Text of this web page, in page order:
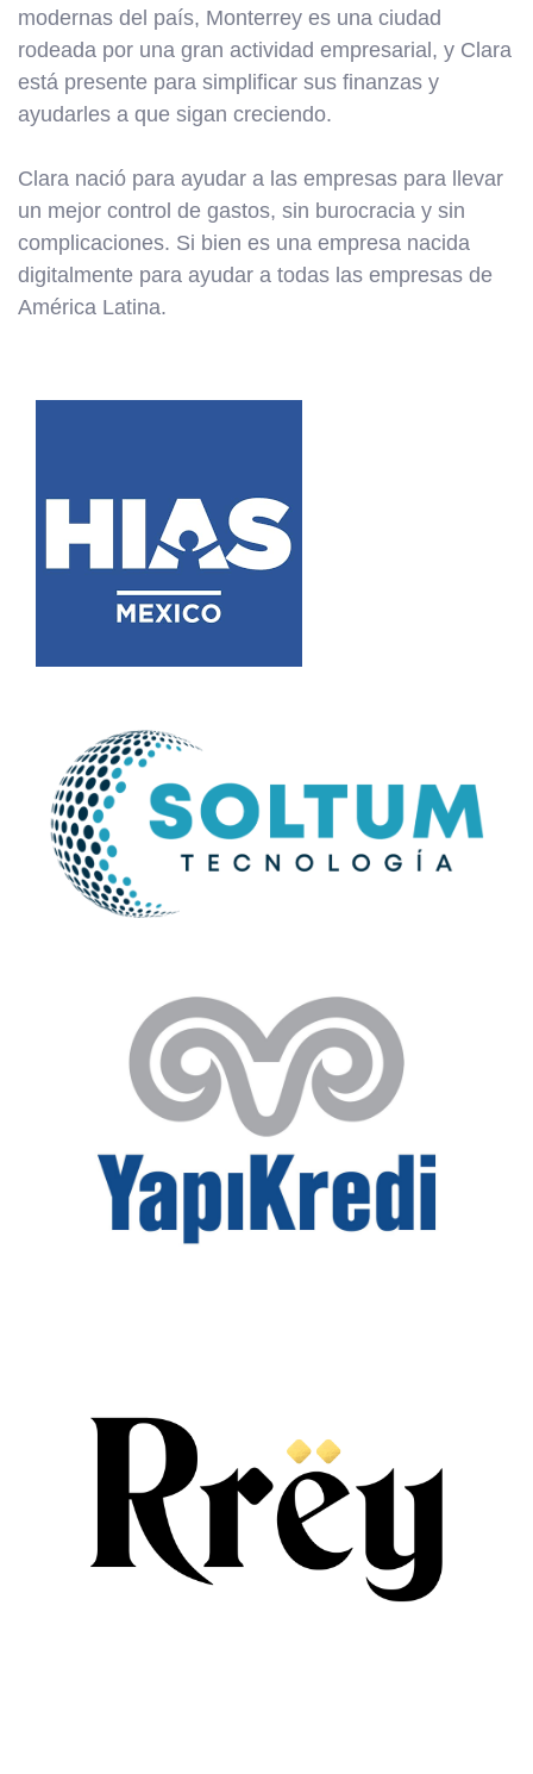
modernas del país, Monterrey es una ciudad
rodeada por una gran actividad empresarial, y Clara
está presente para simplificar sus finanzas y
ayudarles a que sigan creciendo.
Clara nació para ayudar a las empresas para llevar
un mejor control de gastos, sin burocracia y sin
complicaciones. Si bien es una empresa nacida
digitalmente para ayudar a todas las empresas de
América Latina.